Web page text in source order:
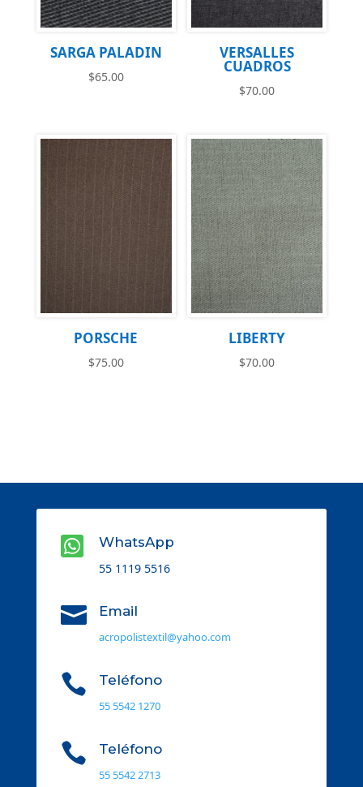
SARGA PALADIN
$65.00
VERSALLES
CUADROS
$70.00
PORSCHE
$75.00
LIBERTY
$70.00
 WhatsApp
55 1119 5516
 Email
acropolistextil@yahoo.com
 Teléfono
55 5542 1270
 Teléfono
55 5542 2713